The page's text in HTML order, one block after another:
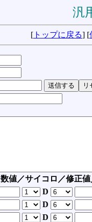
汎
[ トップに戻る] [
値／サイコロ／修正
D
D
D